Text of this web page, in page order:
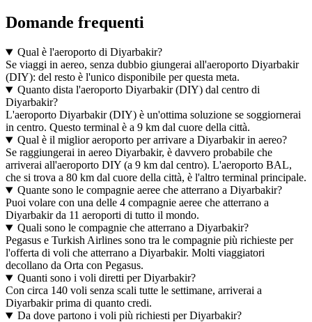
Domande frequenti
Qual è l'aeroporto di Diyarbakir?
Se viaggi in aereo, senza dubbio giungerai all'aeroporto Diyarbakir
(DIY): del resto è l'unico disponibile per questa meta.
Quanto dista l'aeroporto Diyarbakir (DIY) dal centro di
Diyarbakir?
L'aeroporto Diyarbakir (DIY) è un'ottima soluzione se soggiornerai
in centro. Questo terminal è a 9 km dal cuore della città.
Qual è il miglior aeroporto per arrivare a Diyarbakir in aereo?
Se raggiungerai in aereo Diyarbakir, è davvero probabile che
arriverai all'aeroporto DIY (a 9 km dal centro). L'aeroporto BAL,
che si trova a 80 km dal cuore della città, è l'altro terminal principale.
Quante sono le compagnie aeree che atterrano a Diyarbakir?
Puoi volare con una delle 4 compagnie aeree che atterrano a
Diyarbakir da 11 aeroporti di tutto il mondo.
Quali sono le compagnie che atterrano a Diyarbakir?
Pegasus e Turkish Airlines sono tra le compagnie più richieste per
l'offerta di voli che atterrano a Diyarbakir. Molti viaggiatori
decollano da Orta con Pegasus.
Quanti sono i voli diretti per Diyarbakir?
Con circa 140 voli senza scali tutte le settimane, arriverai a
Diyarbakir prima di quanto credi.
Da dove partono i voli più richiesti per Diyarbakir?